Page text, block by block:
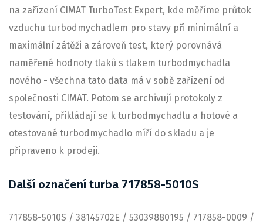
na zařízení CIMAT TurboTest Expert, kde měříme průtok
vzduchu turbodmychadlem pro stavy při minimální a
maximální zátěži a zároveň test, který porovnává
naměřené hodnoty tlaků s tlakem turbodmychadla
nového - všechna tato data má v sobě zařízení od
společnosti CIMAT. Potom se archivují protokoly z
testování, přikládají se k turbodmychadlu a hotové a
otestované turbodmychadlo míří do skladu a je
připraveno k prodeji.
Další označení turba 717858-5010S
717858-5010S / 38145702E / 53039880195 / 717858-0009 /